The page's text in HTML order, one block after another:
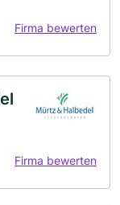
Firma bewerten
Firma bewerten